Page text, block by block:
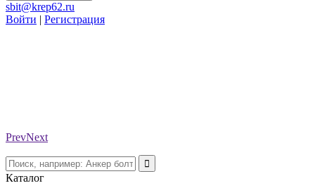
sbit@krep62.ru
Войти | Регистрация
PrevNext
Каталог